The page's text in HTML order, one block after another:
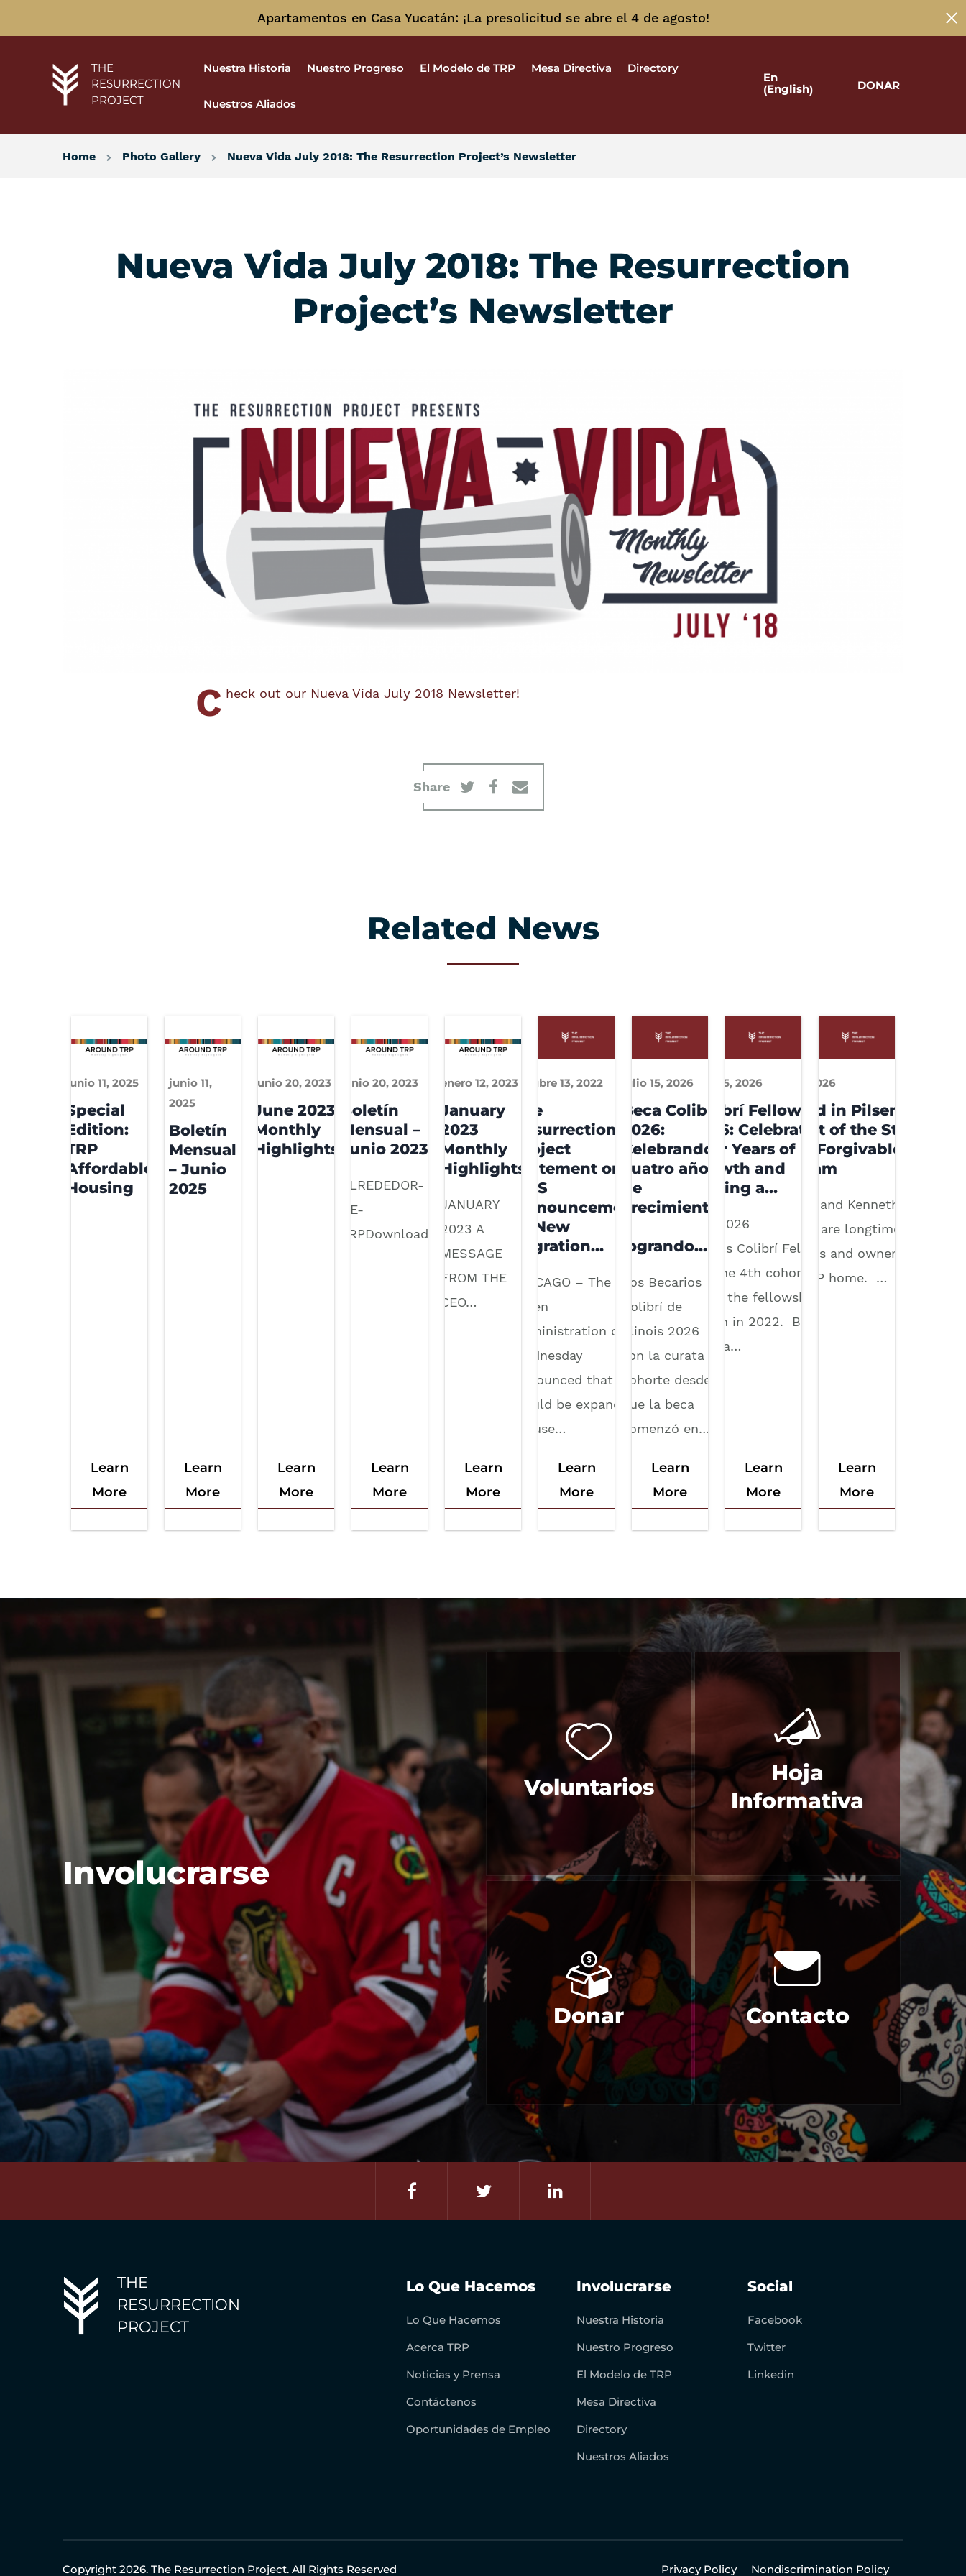
Apartamentos en Casa Yucatán: ¡La presolicitud se abre el 4 de agosto!
THE
RESURRECTION
PROJECT
Nuestra Historia Nuestro Progreso El Modelo de TRP Mesa Directiva Directory
Nuestros Aliados
En
(English) DONAR
Home Photo Gallery Nueva Vida July 2018: The Resurrection Project’s Newsletter
Nueva Vida July 2018: The Resurrection
Project’s Newsletter
C heck out our Nueva Vida July 2018 Newsletter!
Share
Related News
junio 11, 2025
Special
Edition:
TRP
Affordable
Housing
Learn
More
junio 11,
2025
Boletín
Mensual
– Junio
2025
Learn
More
junio 20, 2023
June 2023
Monthly
Highlights
Learn
More
junio 20, 2023
Boletín
Mensual –
Junio 2023
ALREDEDOR-
DE-
TRPDownload…
Learn
More
enero 12, 2023
January
2023
Monthly
Highlights
JANUARY
2023 A
MESSAGE
FROM THE
CEO…
Learn
More
octubre 13, 2022
The
Resurrection
Project
Statement on
DHS
Announcement
of New
Migration…
CHICAGO – The
Biden
Administration on
Wednesday
announced that it
would be expanding
its use…
Learn
More
julio 15, 2026
Beca Colibrí
2026:
Celebrando
cuatro años
de
crecimiento
logrando…
Los Becarios
Colibrí de
Illinois 2026
son la curata
cohorte desde
que la beca
comenzó en…
Learn
More
julio 15, 2026
Colibrí Fellowship
2026: Celebrating
Four Years of
Growth and
Making a…
The 2026
Illinois Colibrí Fellows
are the 4th cohort
since the fellowship
began in 2022. By:
Hanna…
Learn
More
julio 2, 2026
Rooted in Pilsen: The
Impact of the Stay in
Place Forgivable Loan
Program
Adriana and Kenneth
Navarro are longtime Pilsen
residents and owners of a
1997 TRP home. …
Learn
More
Involucrarse
Voluntarios
Hoja
Informativa
Donar Contacto
THE
RESURRECTION
PROJECT
Lo Que Hacemos
Lo Que Hacemos
Acerca TRP
Noticias y Prensa
Contáctenos
Oportunidades de Empleo
Involucrarse
Nuestra Historia
Nuestro Progreso
El Modelo de TRP
Mesa Directiva
Directory
Nuestros Aliados
Social
Facebook
Twitter
Linkedin
Copyright 2026. The Resurrection Project. All Rights Reserved Privacy Policy Nondiscrimination Policy